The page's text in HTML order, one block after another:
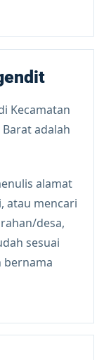
Kecamatan
Barat adalah
alamat
atau mencari
desa,
sesuai
bernama